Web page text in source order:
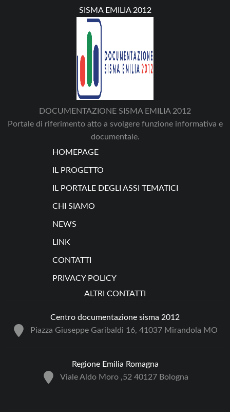
SISMA EMILIA 2012
DOCUMENTAZIONE SISMA EMILIA 2012
Portale di riferimento atto a svolgere funzione informativa e
documentale.
HOMEPAGE
IL PROGETTO
IL PORTALE DEGLI ASSI TEMATICI
CHI SIAMO
NEWS
LINK
CONTATTI
PRIVACY POLICY
ALTRI CONTATTI
Centro documentazione sisma 2012
Piazza Giuseppe Garibaldi 16, 41037 Mirandola MO
Regione Emilia Romagna
Viale Aldo Moro ,52 40127 Bologna